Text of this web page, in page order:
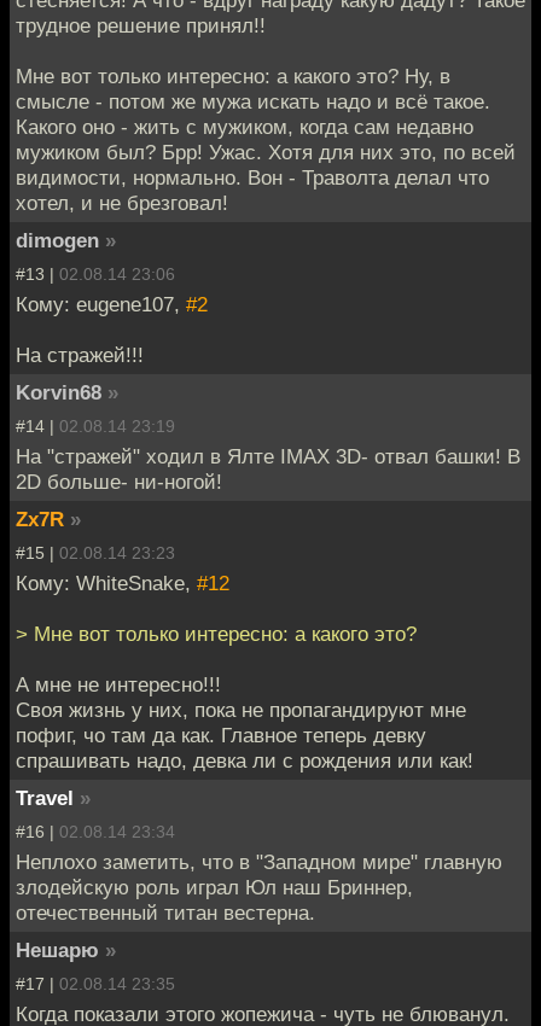
трудное решение принял!!
Мне вот только интересно: а какого это? Ну, в
смысле - потом же мужа искать надо и всё такое.
Какого оно - жить с мужиком, когда сам недавно
мужиком был? Брр! Ужас. Хотя для них это, по всей
видимости, нормально. Вон - Траволта делал что
хотел, и не брезговал!
dimogen »
#13 | 02.08.14 23:06
Кому: eugene107, #2
На стражей!!!
Korvin68 »
#14 | 02.08.14 23:19
На "стражей" ходил в Ялте IMAX 3D- отвал башки! В
2D больше- ни-ногой!
Zx7R »
#15 | 02.08.14 23:23
Кому: WhiteSnake, #12
> Мне вот только интересно: а какого это?
А мне не интересно!!!
Своя жизнь у них, пока не пропагандируют мне
пофиг, чо там да как. Главное теперь девку
спрашивать надо, девка ли с рождения или как!
Travel »
#16 | 02.08.14 23:34
Неплохо заметить, что в "Западном мире" главную
злодейскую роль играл Юл наш Бриннер,
отечественный титан вестерна.
Нешарю »
#17 | 02.08.14 23:35
Когда показали этого жопежича - чуть не блюванул.